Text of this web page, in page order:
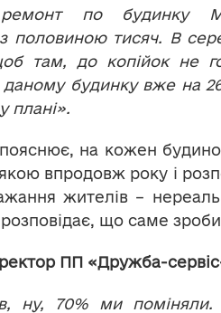
по будинку
з половиною тисяч. В
там, до копійок не
даному будинку вже на
плані».
на кожен
впродовж року і
жителів –
розповідає, що саме
ПП «Дружба-
ну, 70% ми поміняли.